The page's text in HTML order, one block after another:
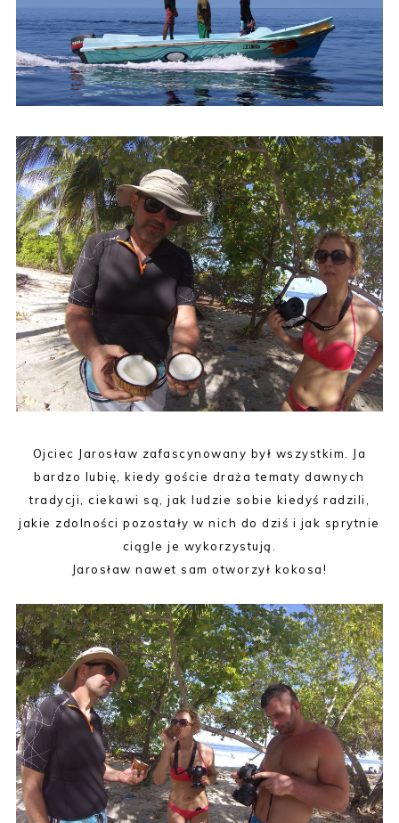
Ojciec Jarosław zafascynowany był wszystkim. Ja
bardzo lubię, kiedy goście draża tematy dawnych
tradycji, ciekawi są, jak ludzie sobie kiedyś radzili,
jakie zdolności pozostały w nich do dziś i jak sprytnie
ciągle je wykorzystują.
Jarosław nawet sam otworzył kokosa!